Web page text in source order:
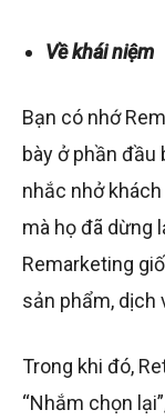
Về khái niệm
Bạn có nhớ
bày ở phần đầu
nhắc nhở
mà họ đã dừng
Remarketing
sản phẩm, dịch
Trong khi đó,
“Nhắm chọn